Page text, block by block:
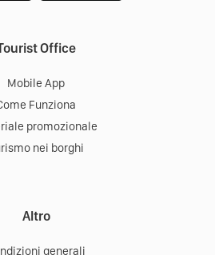
Office
Mobile App
Funziona
promozionale
nei borghi
Altro
generali